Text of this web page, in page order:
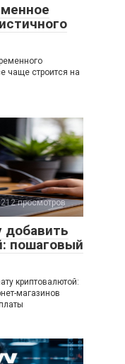
чаще строится на
просмотров
добавить
пошаговый
криптовалютой:
магазинов